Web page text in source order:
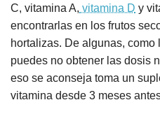
C, vitamina A, vitamina D y
encontrarlas en los frutos
hortalizas. De algunas,
puedes no obtener las dosis
eso se aconseja toma un
vitamina desde 3 meses